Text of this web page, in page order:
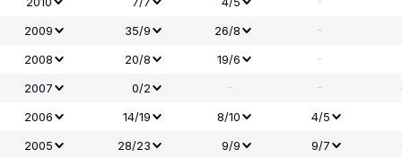
2009
35/9 26/8 -
2008 20/8 19/6 -
2007 0/2 - -
2006
14/19 8/10 4/5
2005
28/23 9/9 9/7